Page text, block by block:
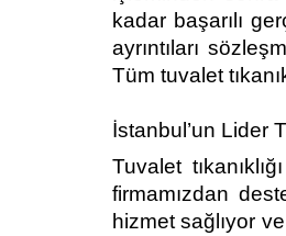
kadar başarılı
ayrıntıları
Tüm tuvalet
İstanbul’un Lider
Tuvalet
firmamızdan
hizmet sağlıyor